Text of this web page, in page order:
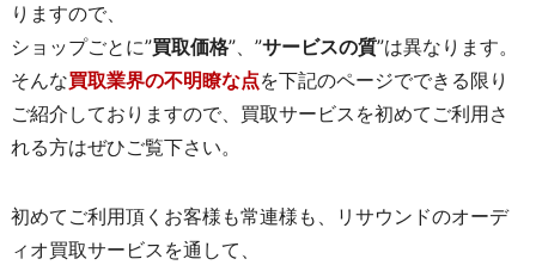
りますので、
ショップごとに”買取価格”、”サービスの質”は異なります。
そんな買取業界の不明瞭な点を下記のページでできる限り
ご紹介しておりますので、買取サービスを初めてご利用さ
れる方はぜひご覧下さい。
初めてご利用頂くお客様も常連様も、リサウンドのオーデ
ィオ買取サービスを通して、